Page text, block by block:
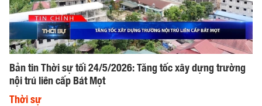
Bản tin Thời sự tối 24/5/2026: Tăng tốc xây dựng trường
nội trú liên cấp Bát Mọt
Thời sự